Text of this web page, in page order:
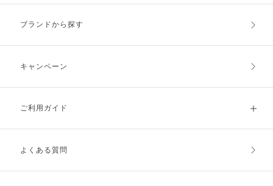
ブランドから探す
キャンペーン
ご利用ガイド
ご利用ガイドトップ
よくある質問